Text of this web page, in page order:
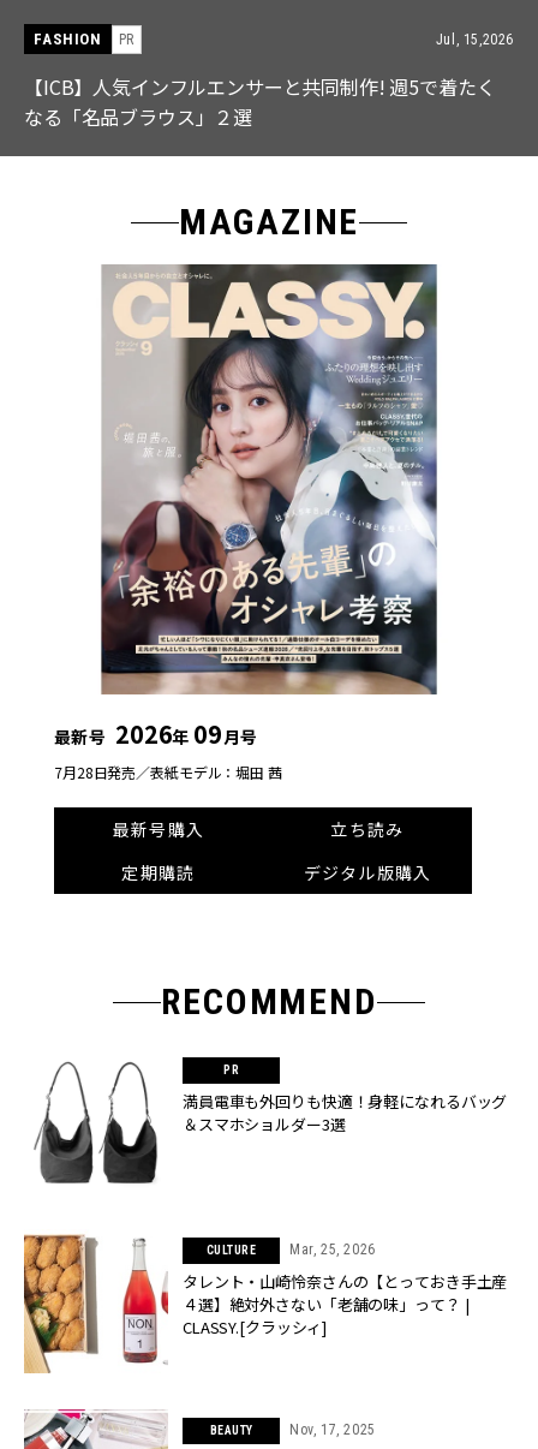
FASHION PR Jul, 15,2026
【ICB】人気インフルエンサーと共同制作! 週5で着たく
なる「名品ブラウス」２選
MAGAZINE
最新号 2026年 09月号
7月28日発売／表紙モデル：堀田 茜
最新号購入
立ち読み
定期購読
デジタル版購入
RECOMMEND
満員電車も外回りも快適！身軽になれるバッグ
＆スマホショルダー3選
CULTURE Mar, 25, 2026
タレント・山崎怜奈さんの【とっておき手土産
４選】絶対外さない「老舗の味」って？ |
CLASSY.[クラッシィ]
BEAUTY Nov, 17, 2025